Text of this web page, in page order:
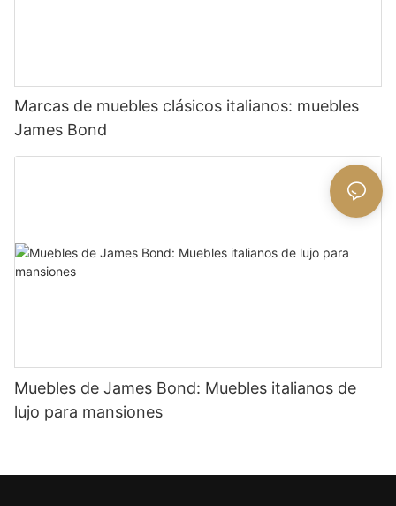
Marcas de muebles clásicos italianos: muebles
James Bond
Muebles de James Bond: Muebles italianos de
lujo para mansiones